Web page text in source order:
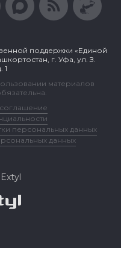
поддержки «Единой
г. Уфа, ул. З.
1
материалов
персональных данных
данных